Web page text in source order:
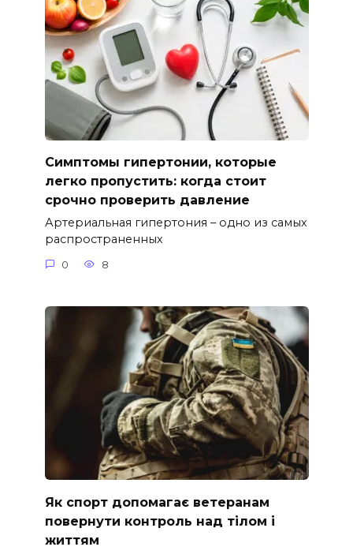
Симптомы гипертонии, которые
легко пропустить: когда стоит
срочно проверить давление
Артериальная гипертония – одно из самых
распространенных
0 8
Як спорт допомагає ветеранам
повернути контроль над тілом і
життям